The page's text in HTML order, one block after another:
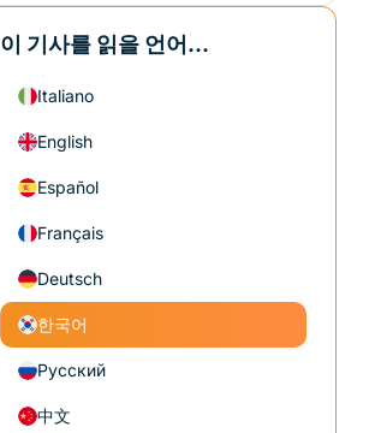
이 기사를 읽을 언어...
Italiano
English
Español
Français
Deutsch
한국어
Русский
中文